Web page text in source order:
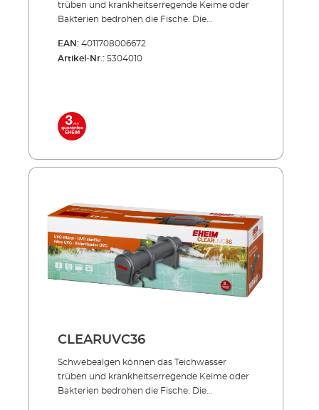
trüben und krankheits­erregende Keime oder
Bakterien bedrohen die Fische. Die
Fällen hocheffizient für Abhilfe: Die spezielle
UV-Strahlung bekämpft gezielt, was den
Inklusive hochwertiger UVC-Lampe mit
langer Lebensdauer (ca. 8.000 Std.) Niedriger
Außenbehälter aus stoßfestem und UV-
PRESS und LOOP Teichfilter-Sets NEU: Mit 3
Schlauchanschlüssen: Ø 25 = 1", Ø 32 = 1 1/4", Ø
40 = 1 1/2" Lieferumfang: UVC-Lampe 3
Anschlussdüsen 5 m Netzkabel
EAN: 4011708006672
Artikel-Nr.: 5304010
CLEARUVC36
Schwebealgen können das Teich­­wasser
trüben und krankheits­erregende Keime oder
Bakterien bedrohen die Fische. Die